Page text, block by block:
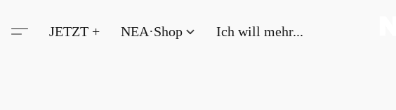
JETZT + NEA·Shop Ich will mehr...